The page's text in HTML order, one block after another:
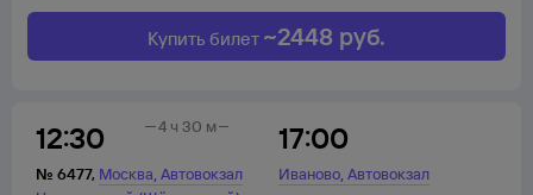
Купить билет ~2448 руб.
12:30
№ 6477, Москва,Автовокзал
17:00
Иваново,Автовокзал
4 ч 30 м